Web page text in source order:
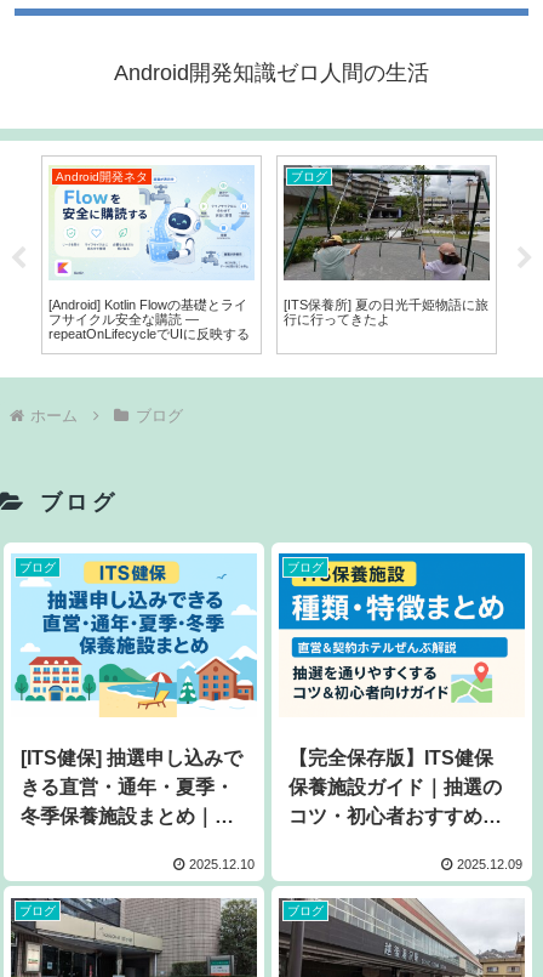
Android開発知識ゼロ人間の生活
Android開発ネタ
[Android] Kotlin Flowの基礎とライ
フサイクル安全な購読 ―
repeatOnLifecycleでUIに反映する
ブログ
[ITS保養所] 夏の日光千姫物語に旅
行に行ってきたよ
ホーム ブログ
ブログ
ブログ
[ITS健保] 抽選申し込みで
きる直営・通年・夏季・
冬季保養施設まとめ｜お
2025.12.10
ブログ
【完全保存版】ITS健保
保養施設ガイド｜抽選の
コツ・初心者おすすめ・
2025.12.09
ブログ ブログ